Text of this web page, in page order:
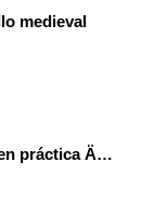
medieval
Dossier teoría y puesta en práctica Äprendizaje Basado en Juegos en Educación Infantil y Primaria